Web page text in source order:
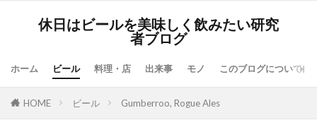
休日はビールを美味しく飲みたい研究
者ブログ
ホーム ビール 料理・店 出来事 モノ このブログについて
HOME ビール Gumberroo, Rogue Ales